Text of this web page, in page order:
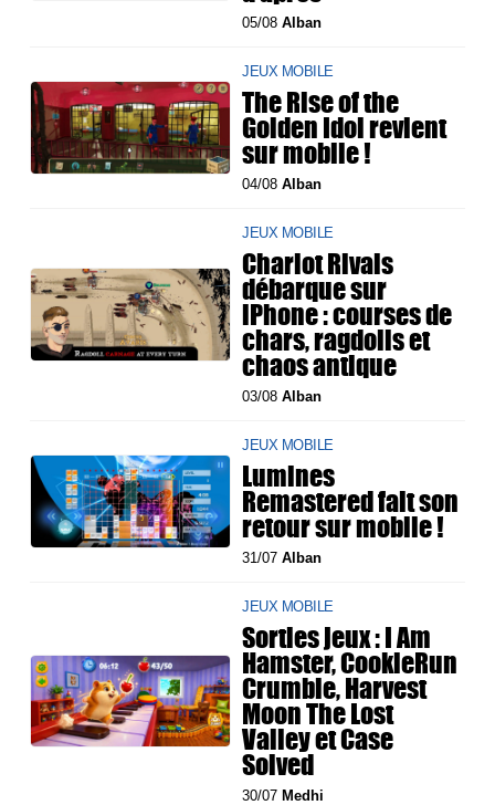
05/08Alban
JEUX MOBILE
The Rise of the
Golden Idol revient
sur mobile !
04/08Alban
JEUX MOBILE
Chariot Rivals
débarque sur
iPhone : courses de
chars, ragdolls et
chaos antique
03/08Alban
JEUX MOBILE
Lumines
Remastered fait son
retour sur mobile !
31/07Alban
JEUX MOBILE
Sorties jeux : I Am
Hamster, CookieRun
Crumble, Harvest
Moon The Lost
Valley et Case
Solved
30/07 Medhi